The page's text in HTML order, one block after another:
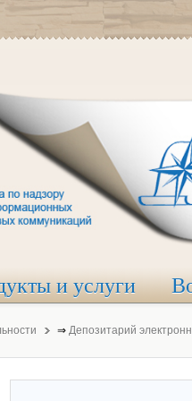
и услуги
⇒ Депозитарий